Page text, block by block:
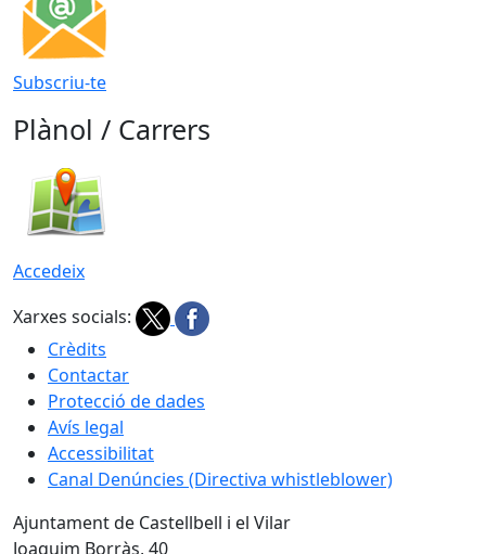
Subscriu-te
Plànol / Carrers
Accedeix
Xarxes socials:
Crèdits
Contactar
Protecció de dades
Avís legal
Accessibilitat
Canal Denúncies (Directiva whistleblower)
Ajuntament de Castellbell i el Vilar
Joaquim Borràs, 40